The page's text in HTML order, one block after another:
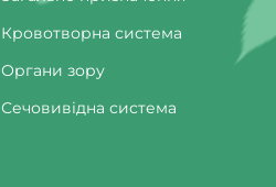
Кровотворна система
Органи зору
Сечовивідна система